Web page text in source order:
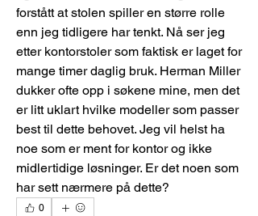
forstått at stolen spiller en større rolle
enn jeg tidligere har tenkt. Nå ser jeg
etter kontorstoler som faktisk er laget for
mange timer daglig bruk. Herman Miller
dukker ofte opp i søkene mine, men det
er litt uklart hvilke modeller som passer
best til dette behovet. Jeg vil helst ha
noe som er ment for kontor og ikke
midlertidige løsninger. Er det noen som
har sett nærmere på dette?
0